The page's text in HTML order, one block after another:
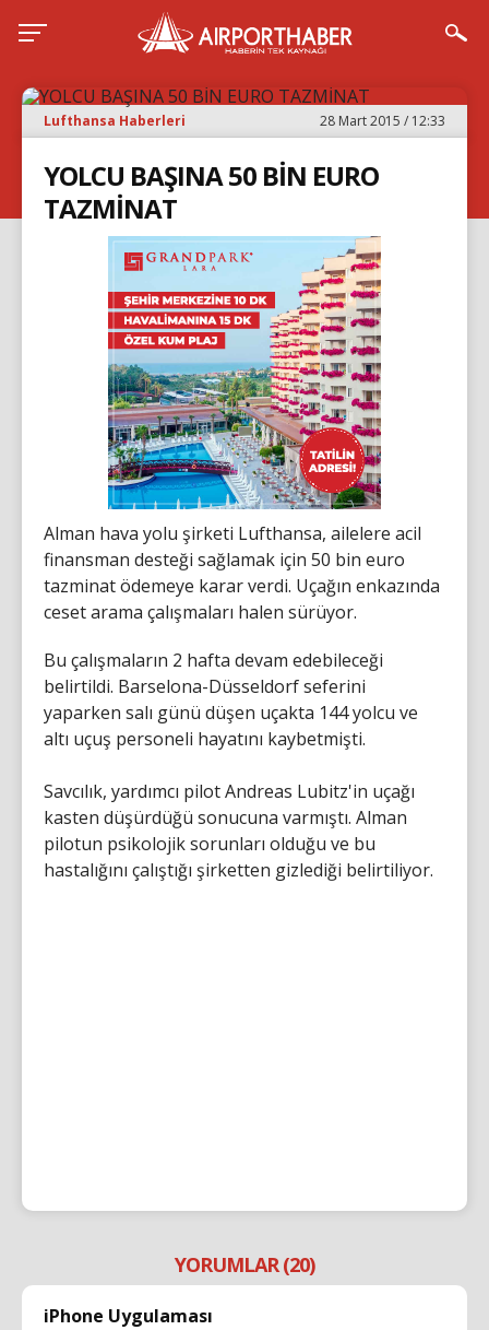
Lufthansa Haberleri 28 Mart 2015 / 12:33
YOLCU BAŞINA 50 BİN EURO
TAZMİNAT
Alman hava yolu şirketi Lufthansa, ailelere acil
finansman desteği sağlamak için 50 bin euro
tazminat ödemeye karar verdi. Uçağın enkazında
ceset arama çalışmaları halen sürüyor.
Bu çalışmaların 2 hafta devam edebileceği
belirtildi. Barselona-Düsseldorf seferini
yaparken salı günü düşen uçakta 144 yolcu ve
altı uçuş personeli hayatını kaybetmişti.
Savcılık, yardımcı pilot Andreas Lubitz'in uçağı
kasten düşürdüğü sonucuna varmıştı. Alman
pilotun psikolojik sorunları olduğu ve bu
hastalığını çalıştığı şirketten gizlediği belirtiliyor.
YORUMLAR (20)
iPhone Uygulaması